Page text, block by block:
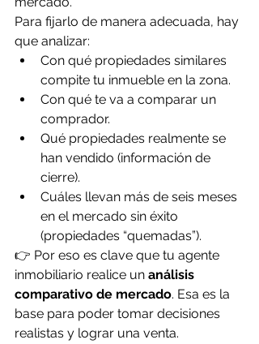
Para fijarlo de manera adecuada, hay
que analizar:
Con qué propiedades similares
compite tu inmueble en la zona.
Con qué te va a comparar un
comprador.
Qué propiedades realmente se
han vendido (información de
cierre).
Cuáles llevan más de seis meses
en el mercado sin éxito
(propiedades “quemadas”).
👉 Por eso es clave que tu agente
inmobiliario realice un análisis
comparativo de mercado. Esa es la
base para poder tomar decisiones
realistas y lograr una venta.